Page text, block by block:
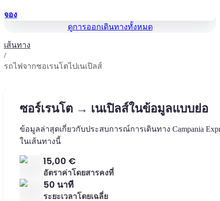
จอง
ดูการออกเดินทางทั้งหมด
เส้นทาง
/
รถไฟจากซอเรนโตไปเนเปิลส์
ซอร์เรนโต → เนเปิลส์ในข้อมูลแบบย่อ
ข้อมูลล่าสุดเกี่ยวกับประสบการณ์การเดินทาง Campania
ในเส้นทางนี้
15,00 €
อัตราค่าโดยสารคงที่
50 นาที
ระยะเวลาโดยเฉลี่ย